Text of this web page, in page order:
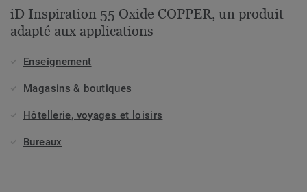
iD Inspiration 55 Oxide COPPER, un produit
adapté aux applications
Enseignement
Magasins & boutiques
Hôtellerie, voyages et loisirs
Bureaux